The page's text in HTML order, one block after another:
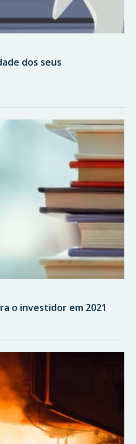
dos seus
o investidor em 2021